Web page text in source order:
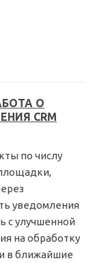
О
CRM
по числу
уведомления
с улучшенной
на обработку
в ближайшие